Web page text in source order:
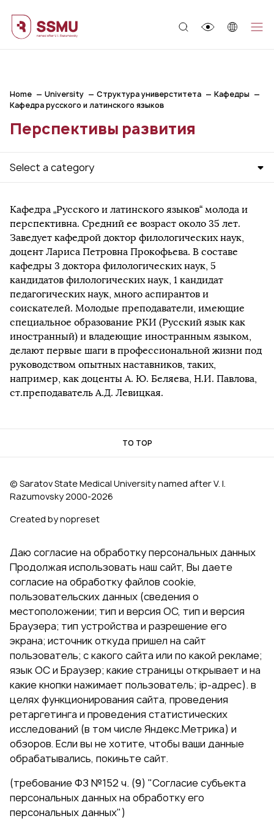
Home University Структура универститета
Кафедры
Кафедра русского и латинского языков
Перспективы развития
Select a category
Кафедра „Русского и латинского языков“ молода и
перспективна. Средний ее возраст около 35 лет.
Заведует кафедрой доктор филологических наук,
доцент Лариса Петровна Прокофьева. В составе
кафедры 3 доктора филологических наук, 5
кандидатов филологических наук, 1 кандидат
педагогических наук, много аспирантов и
соискателей. Молодые преподаватели, имеющие
специальное образование РКИ (Русский язык как
иностранный) и владеющие иностранным языком,
делают первые шаги в профессиональной жизни под
руководством опытных наставников, таких,
например, как доценты А. Ю. Беляева, Н.И. Павлова,
ст.преподаватель А.Д. Левицкая.
TO TOP
© Saratov State Medical University named after V. I.
Razumovsky 2000‑2026
Created by nopreset
Даю согласие на обработку персональных данных
Продолжая использовать наш сайт, Вы даете
согласие на обработку файлов cookie,
пользовательских данных (сведения о
местоположении; тип и версия ОС, тип и версия
Браузера; тип устройства и разрешение его
экрана; источник откуда пришел на сайт
пользователь; с какого сайта или по какой рекламе;
язык ОС и Браузер; какие страницы открывает и на
какие кнопки нажимает пользователь; ip-адрес). в
целях функционирования сайта, проведения
ретаргетинга и проведения статистических
исследований (в том числе Яндекс.Метрика) и
обзоров. Если вы не хотите, чтобы ваши данные
обрабатывались, покиньте сайт.
(требование ФЗ №152 ч. (9) "Согласие субъекта
персональных данных на обработку его
персональных данных")